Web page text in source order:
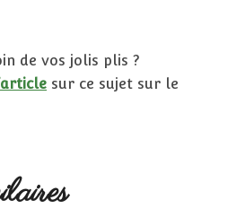
de vos jolis plis ?
sur ce sujet sur le